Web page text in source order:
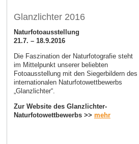
Glanzlichter 2016
Naturfotoausstellung
21.7. – 18.9.2016
Die Faszination der Naturfotografie steht
im Mittelpunkt unserer beliebten
Fotoausstellung mit den Siegerbildern des
internationalen Naturfotowettbewerbs
„Glanzlichter“.
Zur Website des Glanzlichter-
Naturfotowettbewerbs >> mehr